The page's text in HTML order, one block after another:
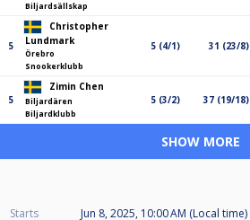
Biljardsällskap
5
Christopher
Lundmark
Örebro
Snookerklubb
5 (4/1) 31 (23/8)
5
Zimin Chen
Biljardären
Biljardklubb
5 (3/2) 37 (19/18)
SHOW MORE
Starts
Jun 8, 2025, 10:00 AM (Local time)